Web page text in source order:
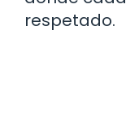
respetado.